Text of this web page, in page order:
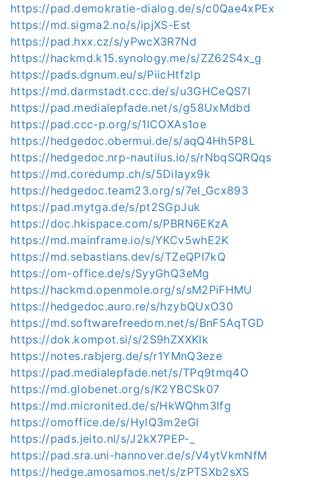
https://pad.demokratie-dialog.de/s/c0Qae4xPEx
https://md.sigma2.no/s/ipjXS-Est
https://pad.hxx.cz/s/yPwcX3R7Nd
https://hackmd.k15.synology.me/s/ZZ62S4x_g
https://pads.dgnum.eu/s/PiicHtfzlp
https://md.darmstadt.ccc.de/s/u3GHCeQS7I
https://pad.medialepfade.net/s/g58UxMdbd
https://pad.ccc-p.org/s/1lCOXAs1oe
https://hedgedoc.obermui.de/s/aqQ4Hh5P8L
https://hedgedoc.nrp-nautilus.io/s/rNbqSQRQqs
https://md.coredump.ch/s/5DiIayx9k
https://hedgedoc.team23.org/s/7eI_Gcx893
https://pad.mytga.de/s/pt2SGpJuk
https://doc.hkispace.com/s/PBRN6EKzA
https://md.mainframe.io/s/YKCv5whE2K
https://md.sebastians.dev/s/TZeQPI7kQ
https://om-office.de/s/SyyGhQ3eMg
https://hackmd.openmole.org/s/sM2PiFHMU
https://hedgedoc.auro.re/s/hzybQUxO30
https://md.softwarefreedom.net/s/BnF5AqTGD
https://dok.kompot.si/s/2S9hZXXKIk
https://notes.rabjerg.de/s/r1YMnQ3eze
https://pad.medialepfade.net/s/TPq9tmq4O
https://md.globenet.org/s/K2YBCSk07
https://md.micronited.de/s/HkWQhm3lfg
https://omoffice.de/s/HylQ3m2eGl
https://pads.jeito.nl/s/J2kX7PEP-_
https://pad.sra.uni-hannover.de/s/V4ytVkmNfM
https://hedge.amosamos.net/s/zPTSXb2sXS